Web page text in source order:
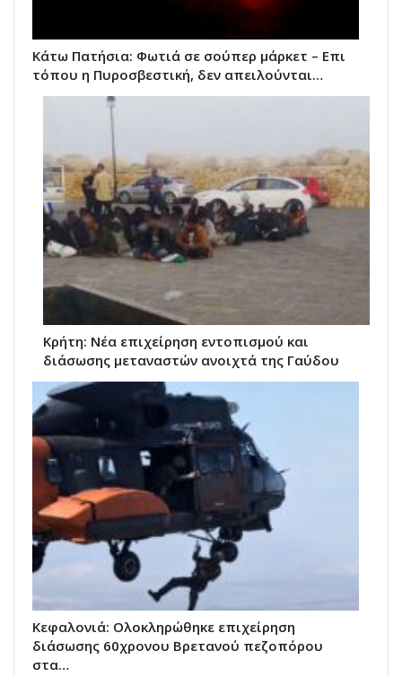
Κάτω Πατήσια: Φωτιά σε σούπερ μάρκετ – Επι
τόπου η Πυροσβεστική, δεν απειλούνται…
Κρήτη: Νέα επιχείρηση εντοπισμού και
διάσωσης μεταναστών ανοιχτά της Γαύδου
Κεφαλονιά: Ολοκληρώθηκε επιχείρηση
διάσωσης 60χρονου Βρετανού πεζοπόρου
στα…